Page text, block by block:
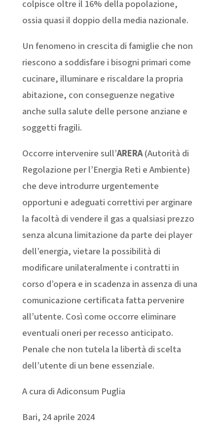
colpisce oltre il 16% della popolazione,
ossia quasi il doppio della media nazionale.
Un fenomeno in crescita di famiglie che non
riescono a soddisfare i bisogni primari come
cucinare, illuminare e riscaldare la propria
abitazione, con conseguenze negative
anche sulla salute delle persone anziane e
soggetti fragili.
Occorre intervenire sull’ARERA(Autorità di
Regolazione per l’Energia Reti e Ambiente)
che deve introdurre urgentemente
opportuni e adeguati correttivi per arginare
la facoltà di vendere il gas a qualsiasi prezzo
senza alcuna limitazione da parte dei player
dell’energia, vietare la possibilità di
modificare unilateralmente i contratti in
corso d’opera e in scadenza in assenza di una
comunicazione certificata fatta pervenire
all’utente. Così come occorre eliminare
eventuali oneri per recesso anticipato.
Penale che non tutela la libertà di scelta
dell’utente di un bene essenziale.
A cura di Adiconsum Puglia
Bari, 24 aprile 2024